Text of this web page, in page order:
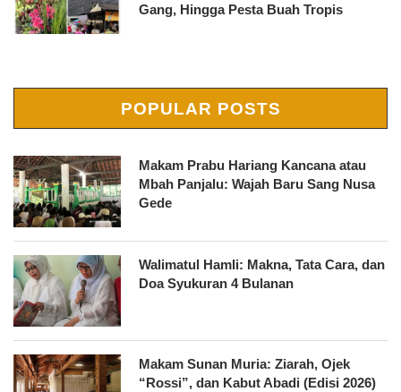
Gang, Hingga Pesta Buah Tropis
POPULAR POSTS
Makam Prabu Hariang Kancana atau
Mbah Panjalu: Wajah Baru Sang Nusa
Gede
Walimatul Hamli: Makna, Tata Cara, dan
Doa Syukuran 4 Bulanan
Makam Sunan Muria: Ziarah, Ojek
“Rossi”, dan Kabut Abadi (Edisi 2026)